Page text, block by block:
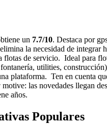
un 7.7/10. Destaca por
la necesidad de integrar
flotas de servicio. Ideal para
utilities,
plataforma. Ten en cuenta
motive: las novedades llegan
años.
Populares